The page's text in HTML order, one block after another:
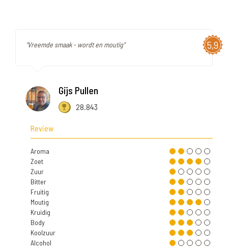
5,9
"Vreemde smaak - wordt en moutig"
Gijs Pullen
28.843
Review
Aroma
Zoet
Zuur
Bitter
Fruitig
Moutig
Kruidig
Body
Koolzuur
Alcohol